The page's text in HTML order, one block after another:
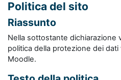
Politica del sito
Riassunto
Nella sottostante dichiarazione
politica della protezione dei
Moodle.